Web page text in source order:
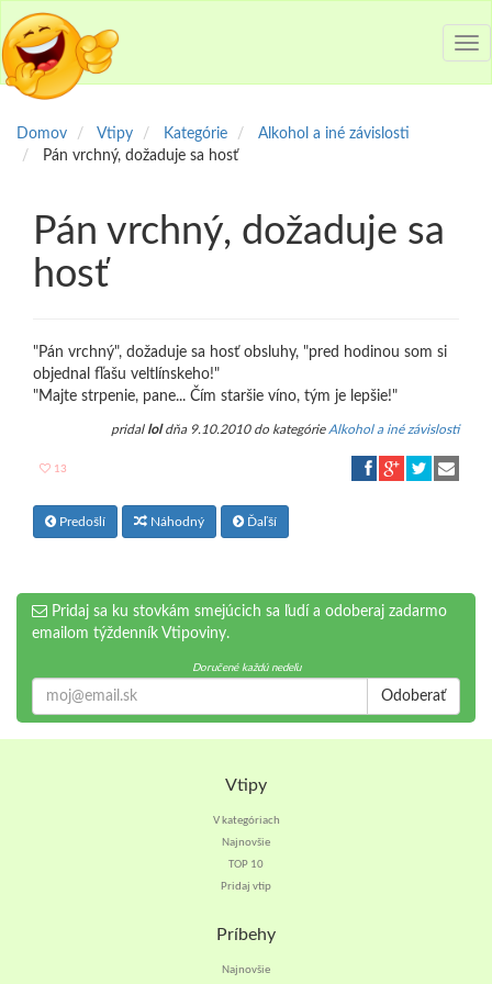
Domov Vtipy Kategórie
Alkohol a iné závislosti
Pán vrchný, dožaduje sa hosť
Pán vrchný, dožaduje sa
hosť
"Pán vrchný", dožaduje sa hosť obsluhy, "pred hodinou som si
objednal fľašu veltlínskeho!"
"Majte strpenie, pane... Čím staršie víno, tým je lepšie!"
pridal loldňa 9.10.2010 do kategórie Alkohol a iné závislosti
13
Predošlí Náhodný Ďaľší
Pridaj sa ku stovkám smejúcich sa ľudí a odoberaj zadarmo
emailom týždenník Vtipoviny.
Doručené každú nedeľu
Odoberať
Vtipy
V kategóriach
Najnovšie
TOP 10
Pridaj vtip
Príbehy
Najnovšie